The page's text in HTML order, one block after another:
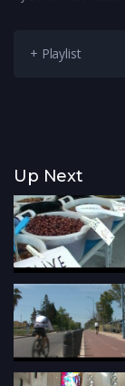
+ Playlist
Up Next